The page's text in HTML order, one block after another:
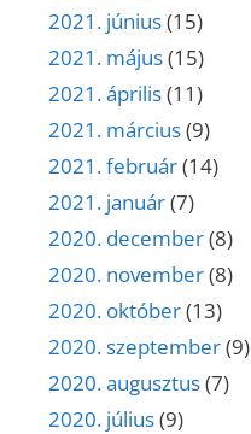
2021. június(15)
2021. május(15)
2021. április(11)
2021. március(9)
2021. február(14)
2021. január(7)
2020. december(8)
2020. november(8)
2020. október(13)
2020. szeptember(9)
2020. augusztus(7)
2020. július(9)